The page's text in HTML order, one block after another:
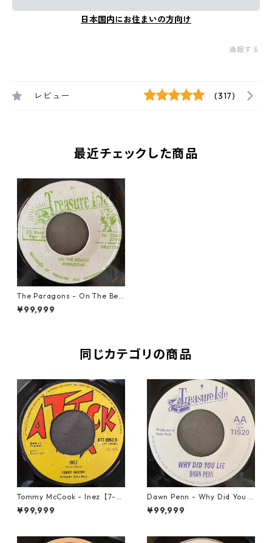
日本国内にお住まいの方向け
通報する
レビュー (317)
最近チェックした商品
The Paragons - On The Bea
ch【7-21937】
¥99,999
同じカテゴリの商品
Tommy McCook - Inez【7-21
840】
¥99,999
Dawn Penn - Why Did You Li
e【7-21938】
¥99,999